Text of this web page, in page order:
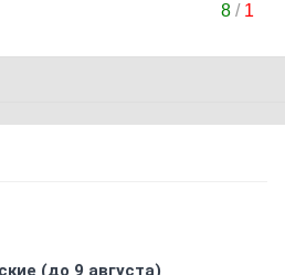
8/ 1
(до 9 августа)